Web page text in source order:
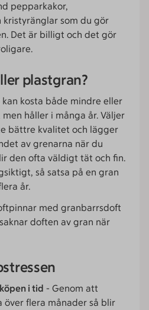
pepparkakor,
som du gör
Det är billigt och det gör
plastgran?
kosta både mindre eller
håller i många år. Väljer
bättre kvalitet och lägger
av grenarna när du
den ofta väldigt tät och fin.
så satsa på en gran
år.
med granbarrsdoft
doften av gran när
i tid - Genom att
över flera månader så blir